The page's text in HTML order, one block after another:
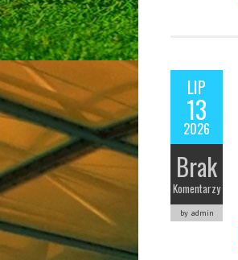
LIP
13
2026
Brak
Komentarzy
by admin